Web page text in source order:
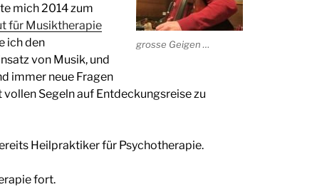
grosse Geigen …
mich 2014 zum
für Musiktherapie
ich den
von Musik, und
immer neue Fragen
vollen Segeln auf Entdeckungsreise zu
Heilpraktiker für Psychotherapie.
fort.